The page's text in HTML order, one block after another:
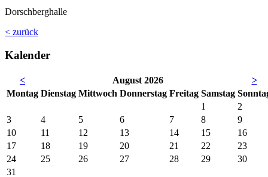
Dorschberghalle
< zurück
Kalender
< August 2026
>
Montag Dienstag Mittwoch Donnerstag Freitag Samstag So
1
2
3
4 5 6 7 8
9
10
11 12 13 14 15
16
17
18 19 20 21 22
23
24
25 26 27 28 29
30
31